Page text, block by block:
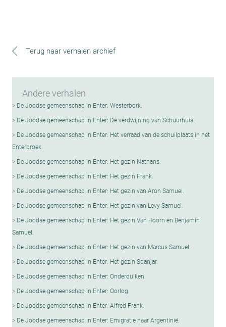
Terug naar verhalen archief
Andere verhalen
De Joodse gemeenschap in Enter: Westerbork.
De Joodse gemeenschap in Enter: De verdwijning van Schuurhuis.
De Joodse gemeenschap in Enter: Het verraad van de schuilplaats in het
Enterbroek.
De Joodse gemeenschap in Enter: Het gezin Nathans.
De Joodse gemeenschap in Enter: Het gezin Frank.
De Joodse gemeenschap in Enter: Het gezin van Aron Samuel.
De Joodse gemeenschap in Enter: Het gezin van Levy Samuel.
De Joodse gemeenschap in Enter: Het gezin Van Hoorn en Benjamin
SamuëI.
De Joodse gemeenschap in Enter: Het gezin van Marcus Samuel.
De Joodse gemeenschap in Enter: Het gezin Spanjar.
De Joodse gemeenschap in Enter: Onderduiken.
De Joodse gemeenschap in Enter: Oorlog.
De Joodse gemeenschap in Enter: Alfred Frank.
De Joodse gemeenschap in Enter: Emigratie naar Argentinië.